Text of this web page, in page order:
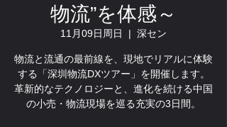
物流”を体感～
11月09日周日
  |
深セン
物流と流通の最前線を、現地でリアルに体験
する「深圳物流DXツアー」を開催します。
革新的なテクノロジーと、進化を続ける中国
の小売・物流現場を巡る充実の3日間。